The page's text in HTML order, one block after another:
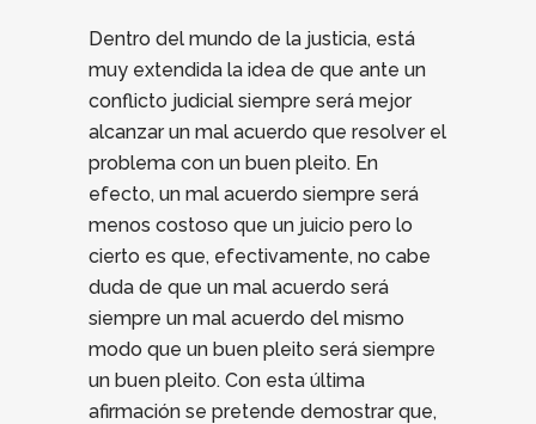
Dentro del mundo de la justicia, está
muy extendida la idea de que ante un
conflicto judicial siempre será mejor
alcanzar un mal acuerdo que resolver el
problema con un buen pleito. En
efecto, un mal acuerdo siempre será
menos costoso que un juicio pero lo
cierto es que, efectivamente, no cabe
duda de que un mal acuerdo será
siempre un mal acuerdo del mismo
modo que un buen pleito será siempre
un buen pleito. Con esta última
afirmación se pretende demostrar que,